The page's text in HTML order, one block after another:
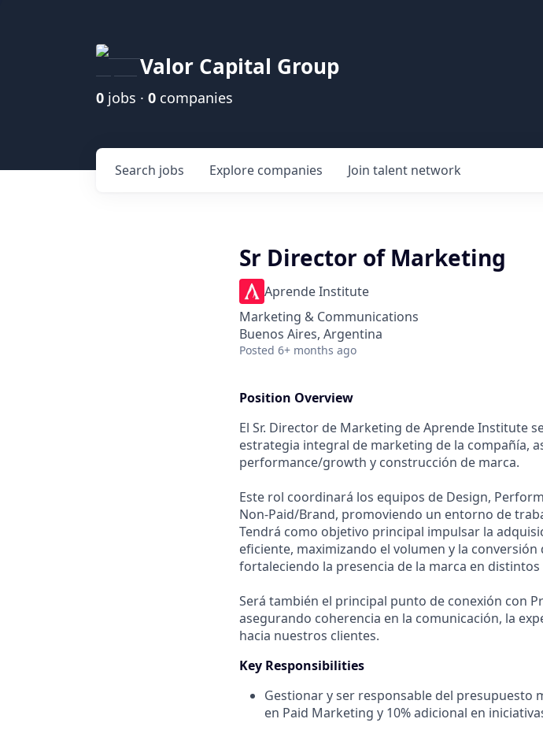
Valor Capital Group
0 jobs · 0 companies
Search jobs Explore companies Join talent network
Sr Director of Marketing
Aprende Institute
Marketing & Communications
Buenos Aires, Argentina
Posted 6+ months ago
Position Overview
El Sr. Director de Marketing de Aprende Institute
estrategia integral de marketing de la compañía,
performance/growth y construcción de marca.
Este rol coordinará los equipos de Design,
Non-Paid/Brand, promoviendo un entorno de
Tendrá como objetivo principal impulsar la
eficiente, maximizando el volumen y la
fortaleciendo la presencia de la marca en distintos
Será también el principal punto de conexión con
asegurando coherencia en la comunicación, la
hacia nuestros clientes.
Key Responsibilities
Gestionar y ser responsable del presupuesto
en Paid Marketing y 10% adicional en